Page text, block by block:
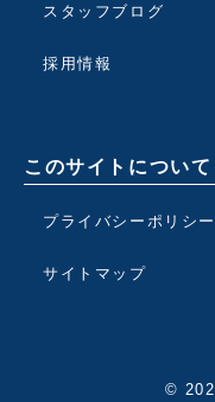
スタッフブログ
採用情報
このサイトについて
プライバシーポリシー
サイトマップ
©